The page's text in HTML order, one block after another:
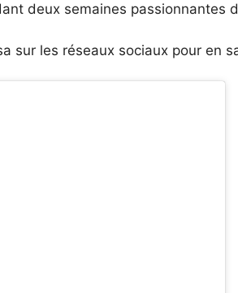
deux semaines passionnantes
sur les réseaux sociaux pour en